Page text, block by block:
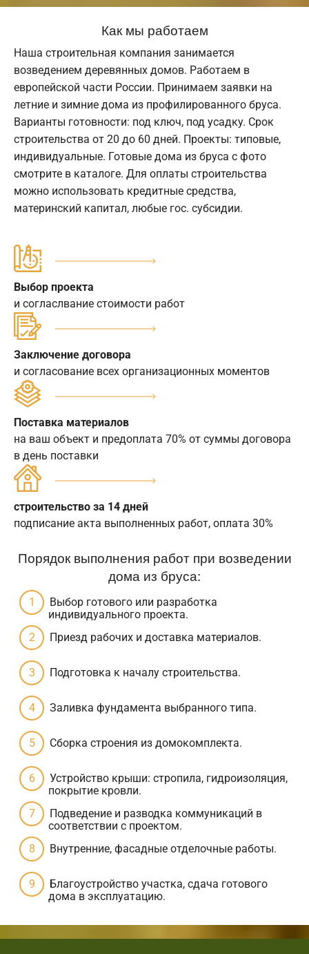
Как мы работаем
Наша строительная компания занимается
возведением деревянных домов. Работаем в
европейской части России. Принимаем заявки на
летние и зимние дома из профилированного бруса.
Варианты готовности: под ключ, под усадку. Срок
строительства от 20 до 60 дней. Проекты: типовые,
индивидуальные. Готовые дома из бруса с фото
смотрите в каталоге. Для оплаты строительства
можно использовать кредитные средства,
материнский капитал, любые гос. субсидии.
Выбор проекта
и согласлвание стоимости работ
Заключение договора
и согласование всех организационных моментов
Поставка материалов
на ваш объект и предоплата 70% от суммы договора
в день поставки
строительство за 14 дней
подписание акта выполненных работ, оплата 30%
Порядок выполнения работ при возведении
дома из бруса:
Выбор готового или разработка
индивидуального проекта.
Приезд рабочих и доставка материалов.
Подготовка к началу строительства.
Заливка фундамента выбранного типа.
Сборка строения из домокомплекта.
Устройство крыши: стропила, гидроизоляция,
покрытие кровли.
Подведение и разводка коммуникаций в
соответствии с проектом.
Внутренние, фасадные отделочные работы.
Благоустройство участка, сдача готового
дома в эксплуатацию.